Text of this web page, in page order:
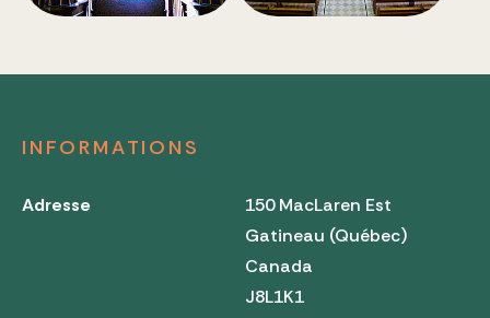
INFORMATIONS
Adresse
150 MacLaren Est
Gatineau (Québec)
Canada
J8L1K1